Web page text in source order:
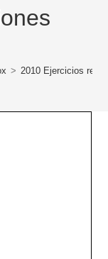
> 2010 Ejercicios